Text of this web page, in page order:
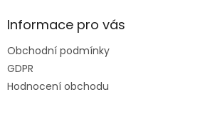
Informace pro vás
Obchodní podmínky
GDPR
Hodnocení obchodu